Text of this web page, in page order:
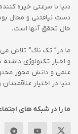
دنیا با سرعتی خیره
دست نیافتنی و محال
حال تحقق آنها است.
ما در” تک ناک” تلاش
و اخبار تکنولوژی
علمی و دانش محور
دنیا در اختیار
ما را در شبکه های